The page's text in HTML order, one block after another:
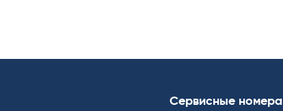
Сервисные номера